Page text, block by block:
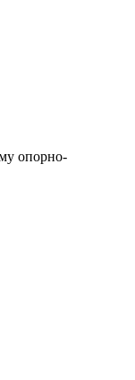
опорно-